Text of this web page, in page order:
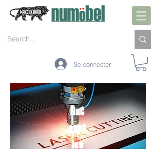
Se connecter
NuC
oust
ics